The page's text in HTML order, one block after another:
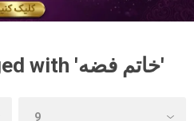
Products tagged with 'خاتم فضه'